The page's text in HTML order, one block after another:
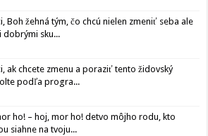
Boh žehná tým, čo chcú nielen zmeniť seba ale
dobrými sku...
ak chcete zmenu a poraziť tento židovský
podľa progra...
ho! – hoj, mor ho! detvo môjho rodu, kto
siahne na tvoju...